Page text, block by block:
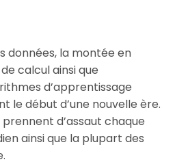
données, la montée en
calcul ainsi que
d’apprentissage
le début d’une nouvelle ère.
prennent d’assaut chaque
ainsi que la plupart des